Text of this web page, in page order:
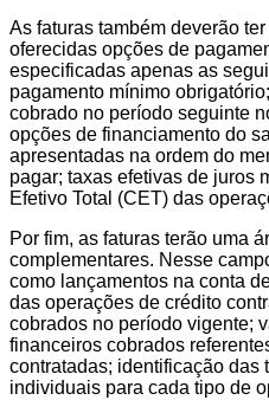
As faturas também deverão
oferecidas opções de
especificadas apenas as
pagamento mínimo
cobrado no período seguinte
opções de financiamento do
apresentadas na ordem do
pagar; taxas efetivas de juros
Efetivo Total (CET) das
Por fim, as faturas terão uma
complementares. Nesse
como lançamentos na conta
das operações de crédito
cobrados no período vigente;
financeiros cobrados
contratadas; identificação das
individuais para cada tipo de